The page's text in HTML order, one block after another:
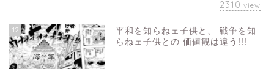
2310 view
12
平和を知らねェ子供と、 戦争を知
らねェ子供との 価値観は違う!!!